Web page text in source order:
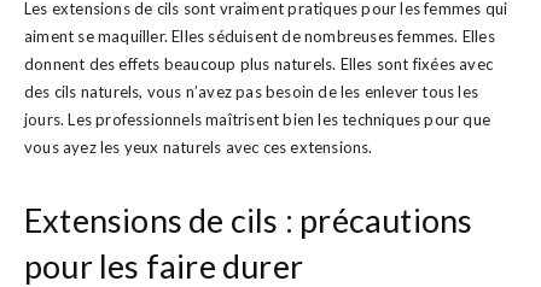
Les extensions de cils sont vraiment pratiques pour les femmes qui
aiment se maquiller. Elles séduisent de nombreuses femmes. Elles
donnent des effets beaucoup plus naturels. Elles sont fixées avec
des cils naturels, vous n’avez pas besoin de les enlever tous les
jours. Les professionnels maîtrisent bien les techniques pour que
vous ayez les yeux naturels avec ces extensions.
Extensions de cils : précautions
pour les faire durer